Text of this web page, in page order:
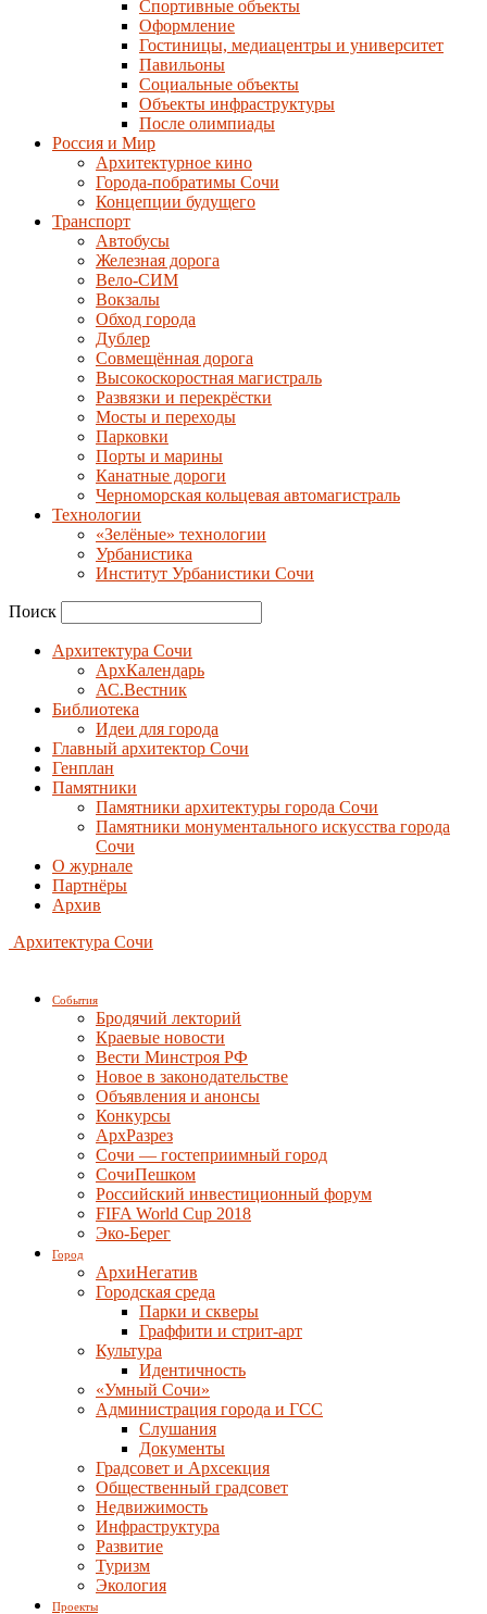
Спортивные объекты
Оформление
Гостиницы, медиацентры и университет
Павильоны
Социальные объекты
Объекты инфраструктуры
После олимпиады
Россия и Мир
Архитектурное кино
Города-побратимы Сочи
Концепции будущего
Транспорт
Автобусы
Железная дорога
Вело-СИМ
Вокзалы
Обход города
Дублер
Совмещённая дорога
Высокоскоростная магистраль
Развязки и перекрёстки
Мосты и переходы
Парковки
Порты и марины
Канатные дороги
Черноморская кольцевая автомагистраль
Технологии
«Зелёные» технологии
Урбанистика
Институт Урбанистики Сочи
Поиск
Архитектура Сочи
АрхКалендарь
АС.Вестник
Библиотека
Идеи для города
Главный архитектор Сочи
Генплан
Памятники
Памятники архитектуры города Сочи
Памятники монументального искусства города
Сочи
О журнале
Партнёры
Архив
Архитектура Сочи
События
Бродячий лекторий
Краевые новости
Вести Минстроя РФ
Новое в законодательстве
Объявления и анонсы
Конкурсы
АрхРазрез
Сочи — гостеприимный город
СочиПешком
Российский инвестиционный форум
FIFA World Cup 2018
Эко-Берег
Город
АрхиНегатив
Городская среда
Парки и скверы
Граффити и стрит-арт
Культура
Идентичность
«Умный Сочи»
Администрация города и ГСС
Слушания
Документы
Градсовет и Архсекция
Общественный градсовет
Недвижимость
Инфраструктура
Развитие
Туризм
Экология
Проекты